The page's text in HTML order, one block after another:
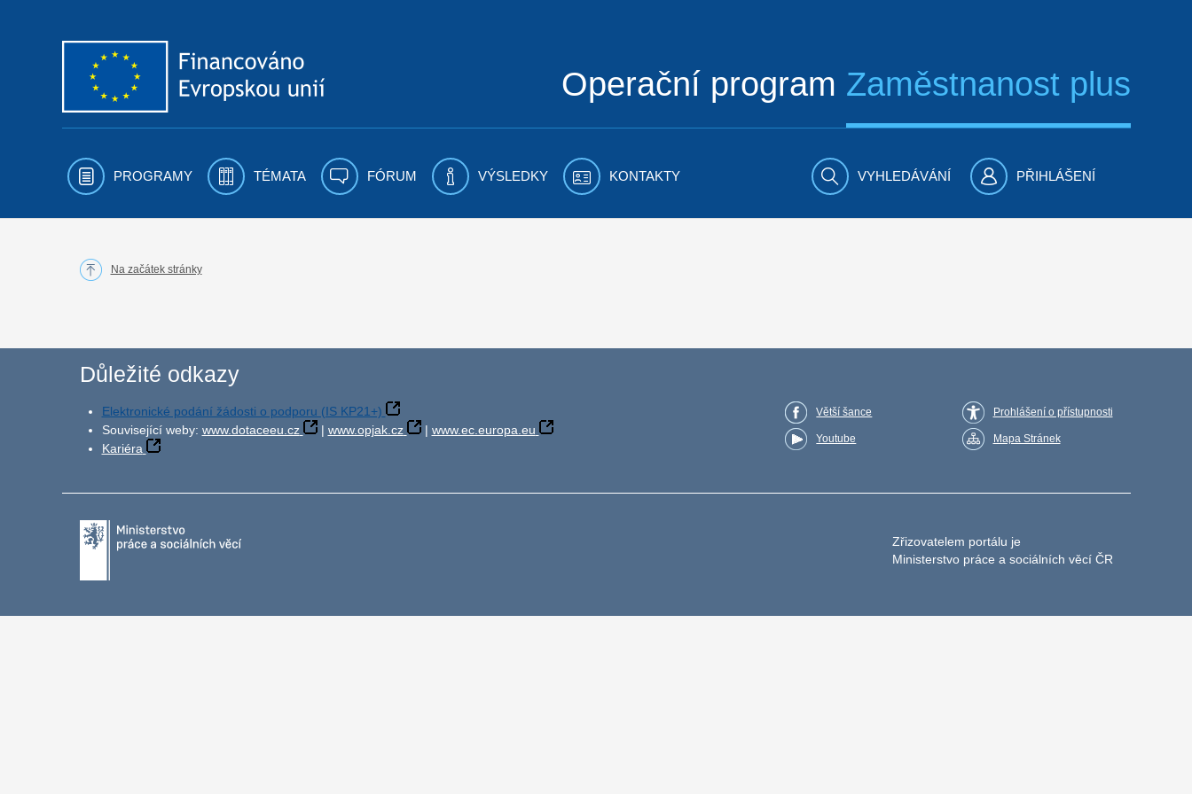
Operační program Zaměstnanost plus
PROGRAMY TÉMATA FÓRUM VÝSLEDKY KONTAKTY VYHLEDÁVÁNÍ PŘIHLÁŠENÍ
Na začátek stránky
Důležité odkazy
Elektronické podání žádosti o podporu (IS KP21+)
Související weby: www.dotaceeu.cz | www.opjak.cz | www.ec.europa.eu
Kariéra
Větší šance
Youtube
Prohlášení o přístupnosti
Mapa Stránek
Zřizovatelem portálu je
Ministerstvo práce a sociálních věcí ČR